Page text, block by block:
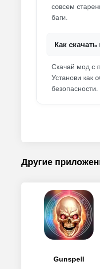
совсем
баги.
Как
Скачай мод с
Установи как
безопасности.
Другие
Gunspell